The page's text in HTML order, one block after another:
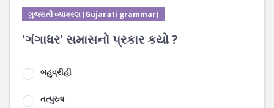
ગુજરાતી વ્યાકરણ (Gujarati grammar)
'ગંગાધર' સમાસનો પ્રકાર કયો ?
બહુવ્રીહી
તત્પુરુષ